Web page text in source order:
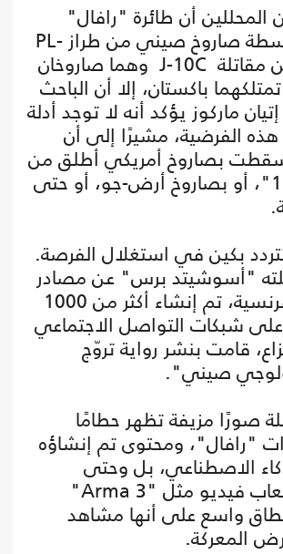
أن طائرة "رافال"
أُسقطت بواسطة صاروخ صيني من طراز PL-
15E أطلق من مقاتلة J-10C وهما صاروخان
باكستان، إلا أن الباحث
ماركوز يؤكد أنه لا توجد أدلة
الفرضية، مشيرًا إلى أن
سقطت بصاروخ أمريكي أطلق من
طائرة "إف-16"، أو بصاروخ أرض-جو، أو حتى
بكين في استغلال الفرصة.
"أسوشيتد برس" عن مصادر
استخباراتية فرنسية، تم إنشاء أكثر من 1000
شبكات التواصل الاجتماعي
قامت بنشر رواية تروّج
صيني".
صورًا مزيفة تظهر حطامًا
"رافال"، ومحتوى تم إنشاؤه
الاصطناعي، بل وحتى
لقطات من ألعاب فيديو مثل "Arma 3"
واسع على أنها مشاهد
المعركة.